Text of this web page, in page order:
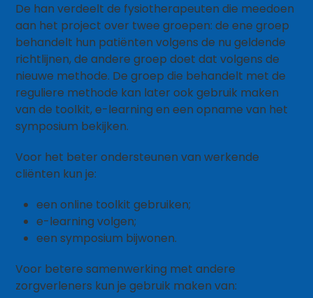
De han verdeelt de fysiotherapeuten die meedoen
aan het project over twee groepen: de ene groep
behandelt hun patiënten volgens de nu geldende
richtlijnen, de andere groep doet dat volgens de
nieuwe methode. De groep die behandelt met de
reguliere methode kan later ook gebruik maken
van de toolkit, e-learning en een opname van het
symposium bekijken.
Voor het beter ondersteunen van werkende
cliënten kun je:
een online toolkit gebruiken;
e-learning volgen;
een symposium bijwonen.
Voor betere samenwerking met andere
zorgverleners kun je gebruik maken van: